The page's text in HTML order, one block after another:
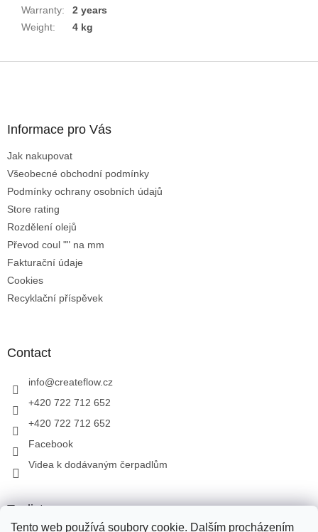
Tento web používá soubory cookie. Dalším procházením
Warranty:
2 years
Weight: 4 kg
Informace pro Vás
Jak nakupovat
Všeobecné obchodní podmínky
Podmínky ochrany osobních údajů
Store rating
Rozdělení olejů
Převod coul "" na mm
Fakturační údaje
Cookies
Recyklační příspěvek
Contact
info@createflow.cz
+420 722 712 652
+420 722 712 652
Facebook
Videa k dodávaným čerpadlům
Toplist